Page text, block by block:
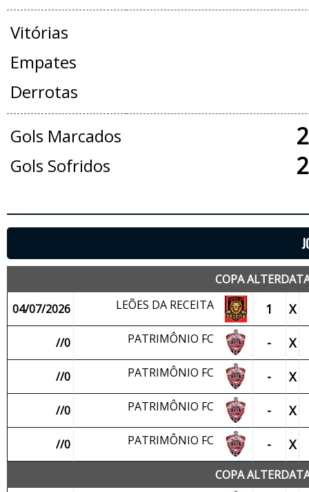
Vitórias
Empates
Derrotas
Gols Marcados
Gols Sofridos
COPA
04/07/2026
LEÕES DA RECEITA 1 X
//0 PATRIMÔNIO FC - X
//0 PATRIMÔNIO FC - X
//0 PATRIMÔNIO FC - X
//0 PATRIMÔNIO FC - X
COPA